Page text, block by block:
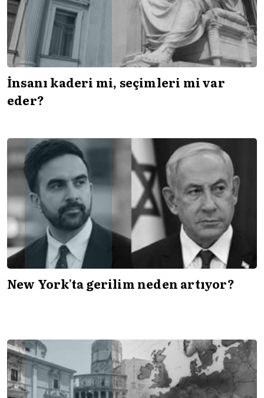
İnsanı kaderi mi, seçimleri mi var
eder?
New York'ta gerilim neden artıyor?